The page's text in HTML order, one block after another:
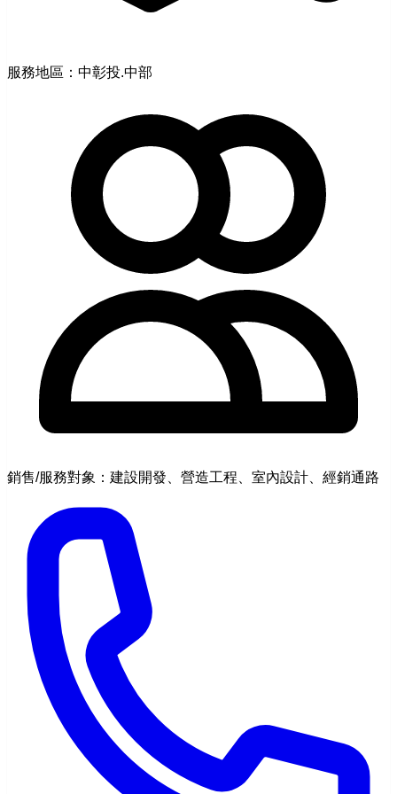
服務地區：中彰投.中部
銷售/服務對象：建設開發、營造工程、室內設計、經銷通路